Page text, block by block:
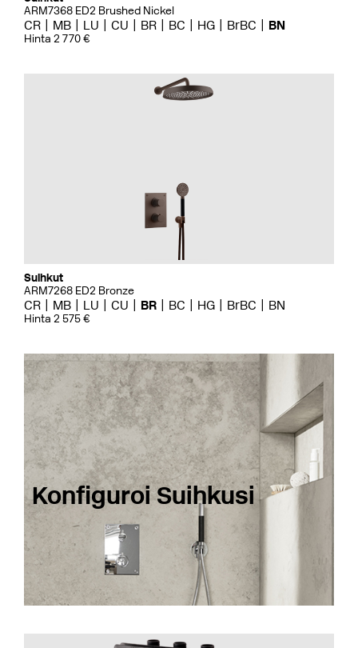
ARM7368 ED2 Brushed Nickel
CR MB LU CU BR BC HG BrBC BN
Hinta 2 770 €
Suihkut
ARM7268 ED2 Bronze
CR MB LU CU BR BC HG BrBC BN
Hinta 2 575 €
Konfiguroi Suihkusi